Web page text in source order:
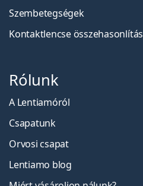
Szembetegségek
Kontaktlencse összehasonlítás
Rólunk
A Lentiamóról
Csapatunk
Orvosi csapat
Lentiamo blog